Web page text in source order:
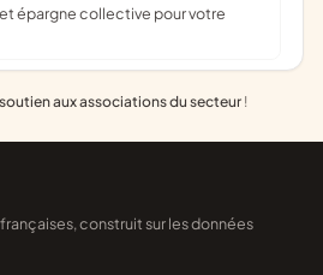
aux associations du secteur !